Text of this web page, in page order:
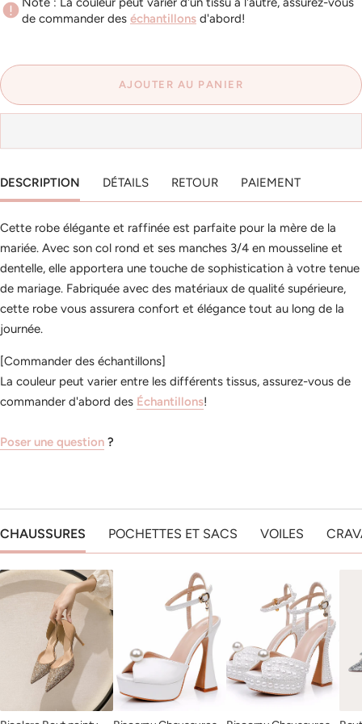
de commander des échantillons d'abord!
AJOUTER AU PANIER
DESCRIPTION DÉTAILS RETOUR PAIEMENT
Cette robe élégante et raffinée est parfaite pour la mère de la
mariée. Avec son col rond et ses manches 3/4 en mousseline et
dentelle, elle apportera une touche de sophistication à votre tenue
de mariage. Fabriquée avec des matériaux de qualité supérieure,
cette robe vous assurera confort et élégance tout au long de la
journée.
[Commander des échantillons]
La couleur peut varier entre les différents tissus, assurez-vous de
commander d'abord des Échantillons!
Poser une question ?
CHAUSSURES POCHETTES ET SACS VOILES